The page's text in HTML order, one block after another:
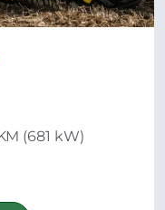
(681 kW)